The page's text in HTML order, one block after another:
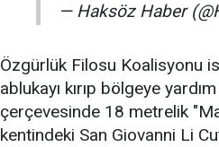
— Haksöz Haber
Özgürlük Filosu Koalisyonu
ablukayı kırıp bölgeye
çerçevesinde 18 metrelik
kentindeki San Giovanni Li